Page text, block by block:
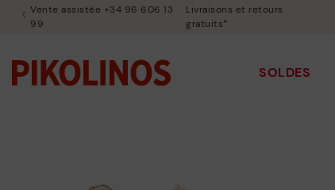
Vente assistée +34 96 606 13
99
Livraisons et retours
gratuits*
SOLDES